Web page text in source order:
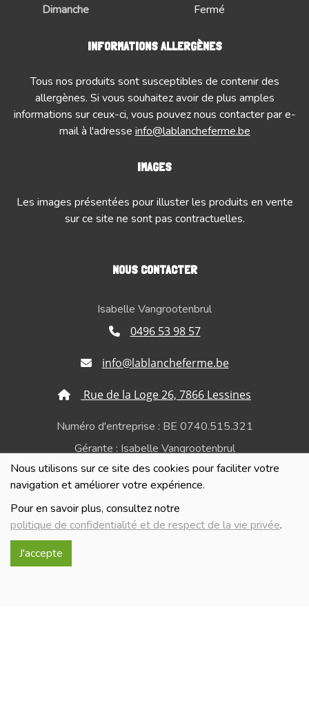
Nous utilisons sur ce site des cookies pour faciliter votre
navigation et améliorer votre expérience.
Pour en savoir plus, consultez notre
politique de confidentialité et de respect de la vie privée.
J'accepte
Dimanche
Fermé
INFORMATIONS ALLERGÈNES
Tous nos produits sont susceptibles de contenir des
allergènes. Si vous souhaitez avoir de plus amples
informations sur ceux-ci, vous pouvez nous contacter par e-
mail à l'adresse info@lablancheferme.be
IMAGES
Les images présentées pour illuster les produits en vente
sur ce site ne sont pas contractuelles.
NOUS CONTACTER
Isabelle Vangrootenbrul
0496 53 98 57
info@lablancheferme.be
Rue de la Loge 26, 7866 Lessines
Numéro d'entreprise : BE 0740.515.321
Gérante : Isabelle Vangrootenbrul
Politique de confidentialité et de respect de la vie
privée